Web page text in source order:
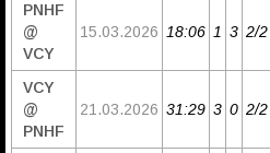
PNHF
@
VCY
15.03.2026 18:06 1 3 2/2
VCY
@
PNHF
21.03.2026 31:29 3 0 2/2